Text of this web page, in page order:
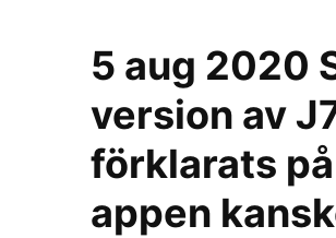
5 aug 2020
version av
förklarats
appen